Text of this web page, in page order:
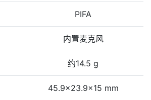
PIFA
内置麦克风
约14.5 g
45.9x23.9x15 mm